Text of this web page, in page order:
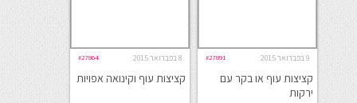
9 בפברואר 2015 #27891
קציצות עוף או בקר עם
ירקות
8 בפברואר 2015 #27864
קציצות עוף וקינואה אפויות